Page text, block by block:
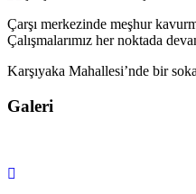
Çarşı merkezinde meşhur
Çalışmalarımız her noktada
Karşıyaka Mahallesi’nde bir
Galeri